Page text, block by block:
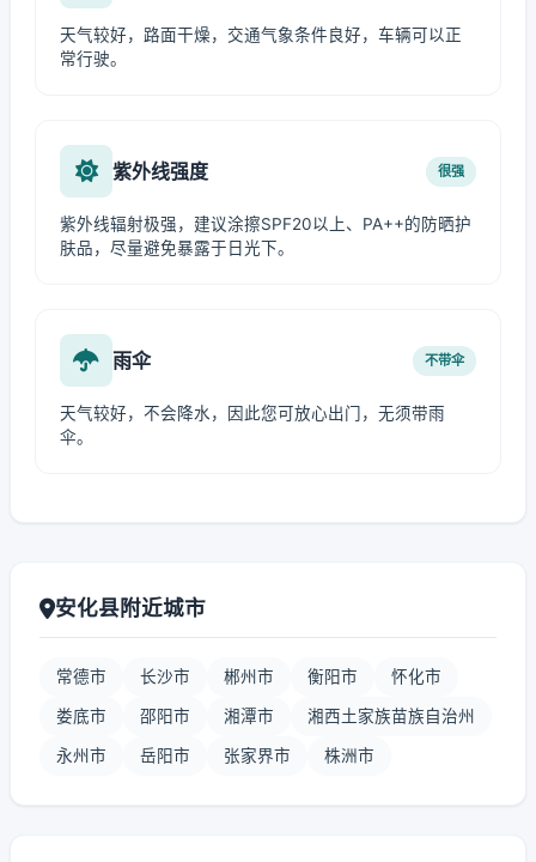
天气较好，路面干燥，交通气象条件良好，车辆可以正
常行驶。
紫外线强度 很强
紫外线辐射极强，建议涂擦SPF20以上、PA++的防晒护
肤品，尽量避免暴露于日光下。
雨伞 不带伞
天气较好，不会降水，因此您可放心出门，无须带雨
伞。
安化县附近城市
常德市 长沙市 郴州市 衡阳市 怀化市
娄底市 邵阳市 湘潭市 湘西土家族苗族自治州
永州市 岳阳市 张家界市 株洲市